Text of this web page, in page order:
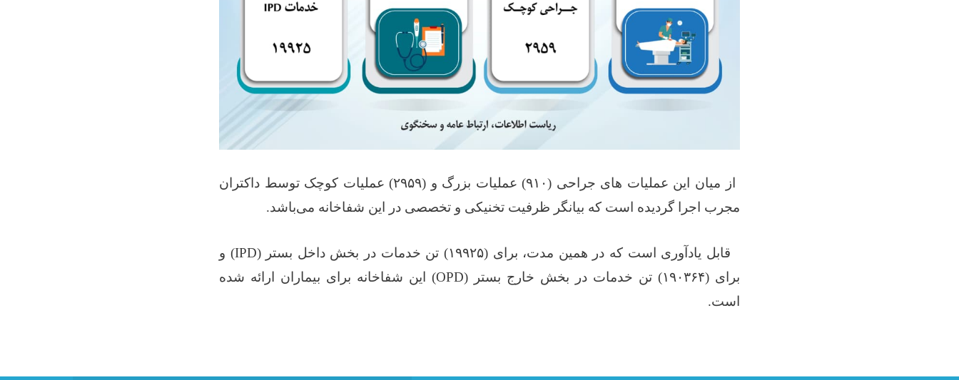
از میان این عملیات های جراحی‌ (۹۱۰) عملیات بزرگ و (۲۹۵۹)
عملیات کوچک توسط داکتران
مجرب اجرا گردیده است که بیانگر ظرفیت تخنیکی و تخصصی در این شفاخانه می‌باشد.
قابل یادآوری است که در همین مدت، برای (۱۹۹۲۵) تن خدمات در بخش داخل بستر (IPD) و
برای (۱۹۰۳۶۴) تن خدمات در بخش خارج بستر (OPD)
این شفاخانه برای بیماران ارائه شده
است.